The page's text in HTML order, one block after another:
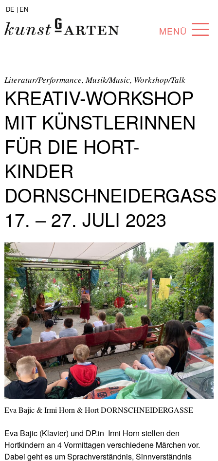
DE | EN
MENÜ
ABOUT
SAMMLUNG
KÜNSTLER*INNEN
PARTNER*INNEN
Literatur/Performance, Musik/Music, Workshop/Talk
KREATIV-WORKSHOP
MIT KÜNSTLERINNEN
FÜR DIE HORT-
KINDER
17. – 27. JULI 2023
Eva Bajic & Irmi Horn & Hort DORNSCHNEIDERGASSE
Eva Bajic (Klavier) und DP.in Irmi Horn stellen den
Hortkindern an 4 Vormittagen verschiedene Märchen vor.
Dabei geht es um Sprachverständnis, Sinnverständnis